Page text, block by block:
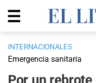
INTERNACIONALES
Emergencia sanitaria